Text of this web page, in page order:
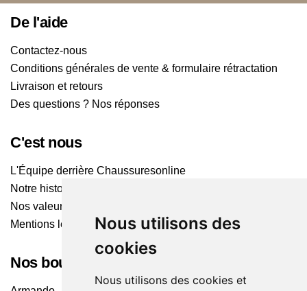
Nous utilisons des
cookies
Nous utilisons des cookies et
De l'aide
Contactez-nous
Conditions générales de vente & formulaire rétractation
Livraison et retours
Des questions ? Nos réponses
C'est nous
L'Équipe derrière Chaussuresonline
Notre histoire
Nos valeurs
Mentions légales
Nos boutiques